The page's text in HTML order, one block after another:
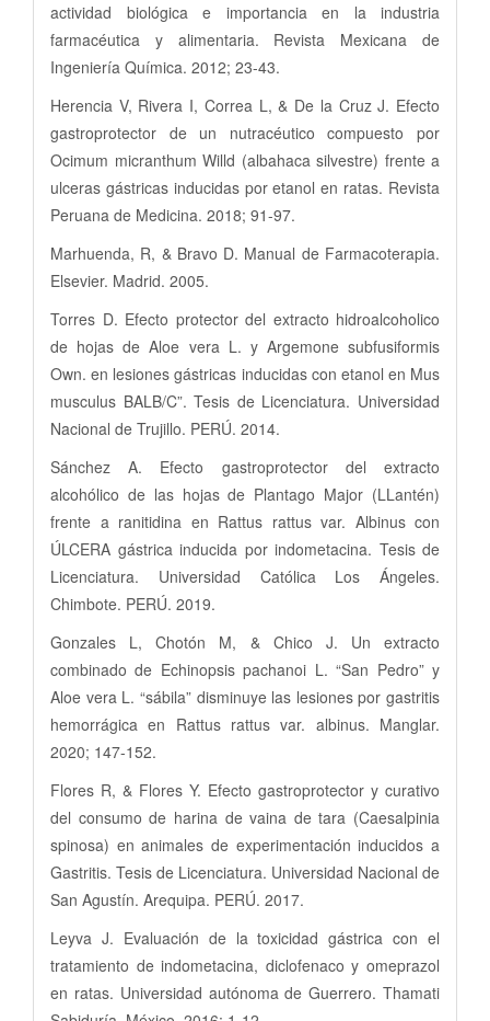
actividad biológica e importancia en la industria
farmacéutica y alimentaria. Revista Mexicana de
Ingeniería Química. 2012; 23-43.
Herencia V, Rivera I, Correa L, & De la Cruz J. Efecto
gastroprotector de un nutracéutico compuesto por
Ocimum micranthum Willd (albahaca silvestre) frente a
ulceras gástricas inducidas por etanol en ratas. Revista
Peruana de Medicina. 2018; 91-97.
Marhuenda, R, & Bravo D. Manual de Farmacoterapia.
Elsevier. Madrid. 2005.
Torres D. Efecto protector del extracto hidroalcoholico
de hojas de Aloe vera L. y Argemone subfusiformis
Own. en lesiones gástricas inducidas con etanol en Mus
musculus BALB/C”. Tesis de Licenciatura. Universidad
Nacional de Trujillo. PERÚ. 2014.
Sánchez A. Efecto gastroprotector del extracto
alcohólico de las hojas de Plantago Major (LLantén)
frente a ranitidina en Rattus rattus var. Albinus con
ÚLCERA gástrica inducida por indometacina. Tesis de
Licenciatura. Universidad Católica Los Ángeles.
Chimbote. PERÚ. 2019.
Gonzales L, Chotón M, & Chico J. Un extracto
combinado de Echinopsis pachanoi L. “San Pedro” y
Aloe vera L. “sábila” disminuye las lesiones por gastritis
hemorrágica en Rattus rattus var. albinus. Manglar.
2020; 147-152.
Flores R, & Flores Y. Efecto gastroprotector y curativo
del consumo de harina de vaina de tara (Caesalpinia
spinosa) en animales de experimentación inducidos a
Gastritis. Tesis de Licenciatura. Universidad Nacional de
San Agustín. Arequipa. PERÚ. 2017.
Leyva J. Evaluación de la toxicidad gástrica con el
tratamiento de indometacina, diclofenaco y omeprazol
en ratas. Universidad autónoma de Guerrero. Thamati